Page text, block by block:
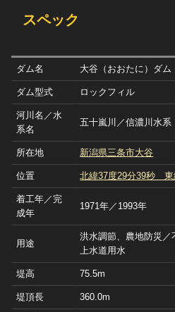
スペック
ダム名 大谷（おおたに）ダム
ダム型式 ロックフィル
河川名／水
系名
五十嵐川／信濃川水系
所在地 新潟県三条市大谷
位置 北緯37度29分39秒 東
着工年／完
成年
1971年／1993年
用途
洪水調節、農地防災／
上水道用水
堤高 75.5m
堤頂長 360.0m